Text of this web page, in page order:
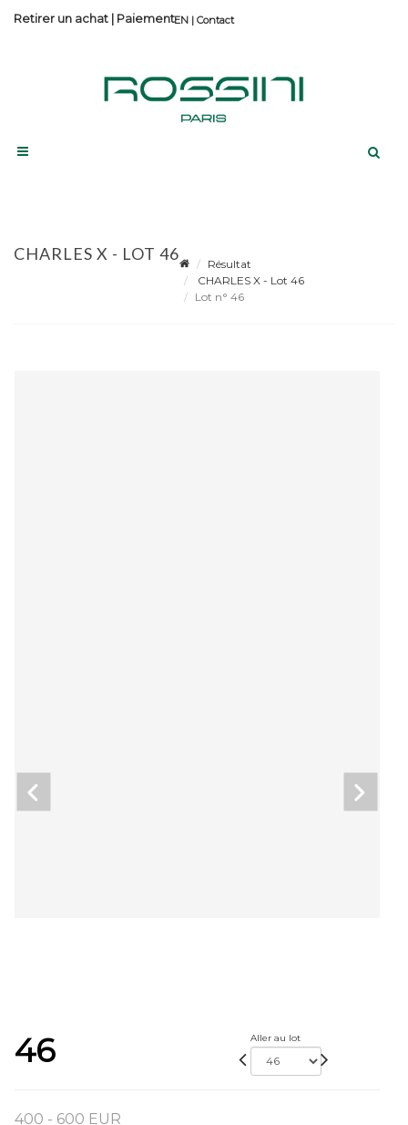
Contact
Retirer un achat | Paiement
CHARLES X - LOT 46
Résultat
CHARLES X - Lot 46
Lot n° 46
46 Aller au lot
400 - 600 EUR